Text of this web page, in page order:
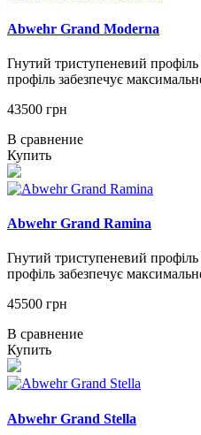
Abwehr Grand Moderna
Гнутий триступеневий
профіль забезпечує
43500 грн
В сравнение
Купить
Abwehr Grand Ramina
Гнутий триступеневий
профіль забезпечує
45500 грн
В сравнение
Купить
Abwehr Grand Stella